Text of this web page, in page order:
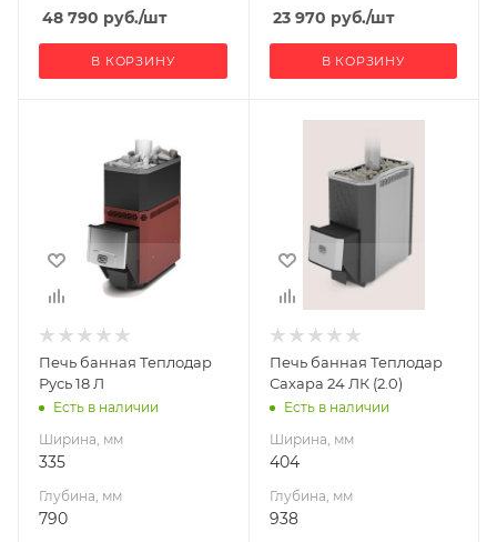
60
48 790 руб./шт
В КОРЗИНУ
60
23 970 руб./шт
В КОРЗИНУ
Высота, мм
810
Материал
Нержавеющая
сталь
Вид топлива
Диаметр дымохода,
115
Печь банная Теплодар
Русь 18 Л
Есть в наличии
Ширина, мм
335
Глубина, мм
790
Глубина, мм
Высота, мм
801
Материал
Нержавеющая
сталь
Вид топлива
Диаметр дымохода,
115
Печь банная Теплодар
Сахара 24 ЛК (2.0)
Есть в наличии
Ширина, мм
404
Глубина, мм
938